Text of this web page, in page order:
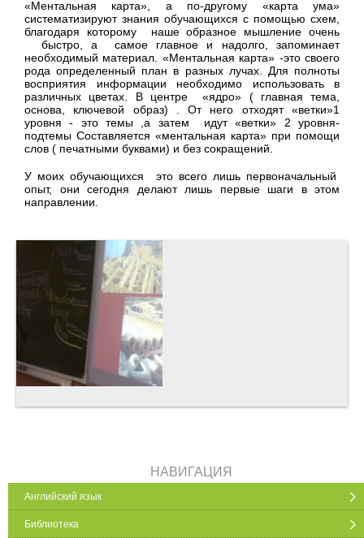
«Ментальная карта», а по-другому «карта ума»
систематизируют знания обучающихся с помощью схем,
благодаря которому наше образное мышление очень
быстро, а самое главное и надолго, запоминает
необходимый материал. «Ментальная карта» -это своего
рода определенный план в разных лучах. Для полноты
восприятия информации необходимо использовать в
различных цветах. В центре «ядро» ( главная тема,
основа, ключевой образ) . От него отходят «ветки»1
уровня - это темы ,а затем идут «ветки» 2 уровня-
подтемы Составляется «ментальная карта» при помощи
слов ( печатными буквами) и без сокращений.
У моих обучающихся это всего лишь первоначальный
опыт, они сегодня делают лишь первые шаги в этом
направлении.
НАВИГАЦИЯ
Английский язык
Библиотека